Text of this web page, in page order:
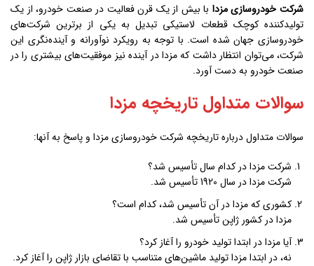
شرکت خودروسازی مزدا با بیش از یک قرن فعالیت در صنعت خودرو، از یک
تولیدکننده کوچک قطعات لاستیکی تبدیل به یکی از برترین شرکت‌های
خودروسازی جهان شده است. با توجه به رویکرد نوآورانه و آینده‌نگری این
شرکت، می‌توان انتظار داشت که مزدا در آینده نیز موفقیت‌های بیشتری را در
صنعت خودرو به دست آورد.
سوالات متداول تاریخچه مزدا
سوالات متداول درباره تاریخچه شرکت خودروسازی مزدا و پاسخ به آنها:
شرکت مزدا در کدام سال تأسیس شد؟
شرکت مزدا در سال 1920 تأسیس شد.
کشوری که مزدا در آن تأسیس شد، کدام است؟
مزدا در کشور ژاپن تأسیس شد.
آیا مزدا در ابتدا تولید خودرو را آغاز کرد؟
نه، در ابتدا مزدا تولید ماشین‌های متناسب با تقاضای بازار ژاپن را آغاز کرد.